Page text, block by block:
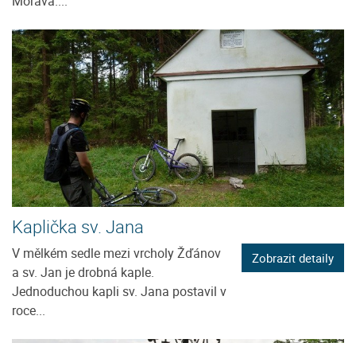
Kaplička sv. Jana
V mělkém sedle mezi vrcholy Žďánov
a sv. Jan je drobná kaple.
Jednoduchou kapli sv. Jana postavil v
roce...
Zobrazit detaily